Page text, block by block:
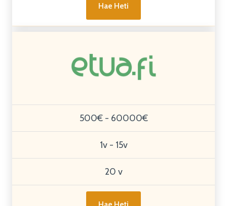
Hae Heti
500€ - 60000€
1v - 15v
20 v